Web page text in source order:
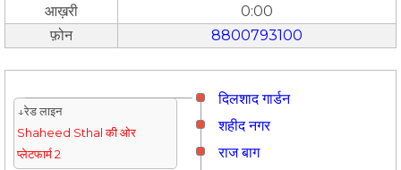
आख़री
0:00
फ़ोन
8800793100
दिलशाद गार्डन
↓रेड लाइन
Shaheed Sthal की ओर
प्लेटफार्म 2
शहीद नगर
राज बाग